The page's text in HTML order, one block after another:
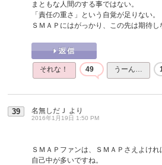
まともな人間のする事ではない。
「責任の重さ」という自覚が足りない。
ＳＭＡＰにはがっかり、この先は期待し
それな！ 49 うーん…
39 名無しだＪ より
2016年1月19日 1:50 PM
ＳＭＡＰファンは、ＳＭＡＰさえよけ
自己中が多いですね。